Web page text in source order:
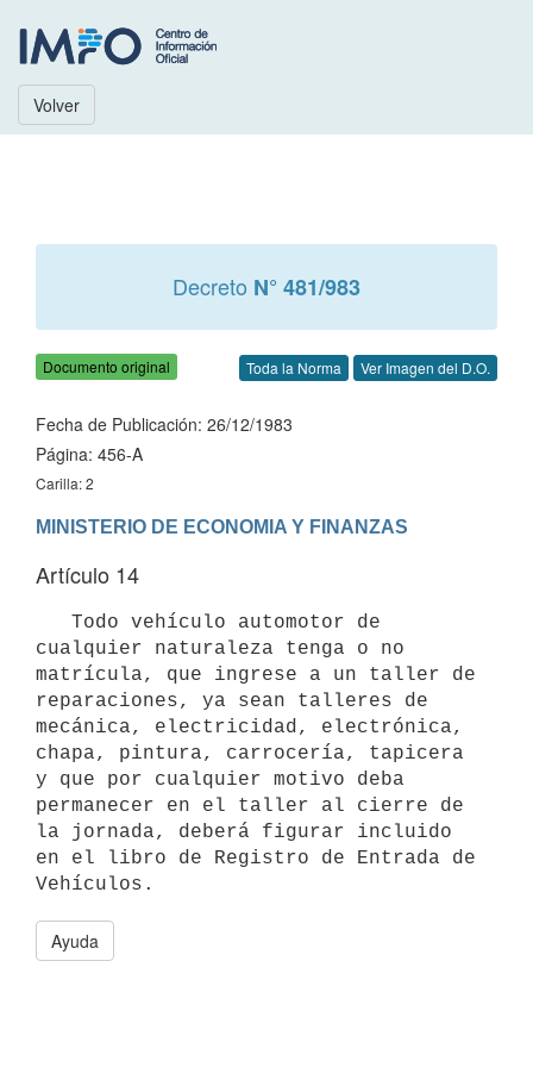
Volver
Decreto N° 481/983
Documento original Toda la Norma Ver Imagen del D.O.
Fecha de Publicación: 26/12/1983
Página: 456-A
Carilla: 2
MINISTERIO DE ECONOMIA Y FINANZAS
Artículo 14
cualquier naturaleza tenga o no
matrícula, que ingrese a un taller de
reparaciones, ya sean talleres de
mecánica, electricidad, electrónica,
chapa, pintura, carrocería, tapicera
y que por cualquier motivo deba
permanecer en el taller al cierre de
la jornada, deberá figurar incluido
en el libro de Registro de Entrada de
Ayuda